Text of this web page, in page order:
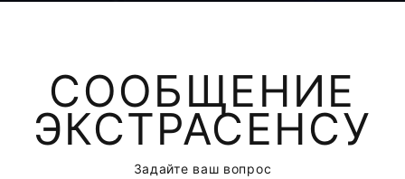
СООБЩЕНИЕ
ЭКСТРАСЕНСУ
Задайте ваш вопрос